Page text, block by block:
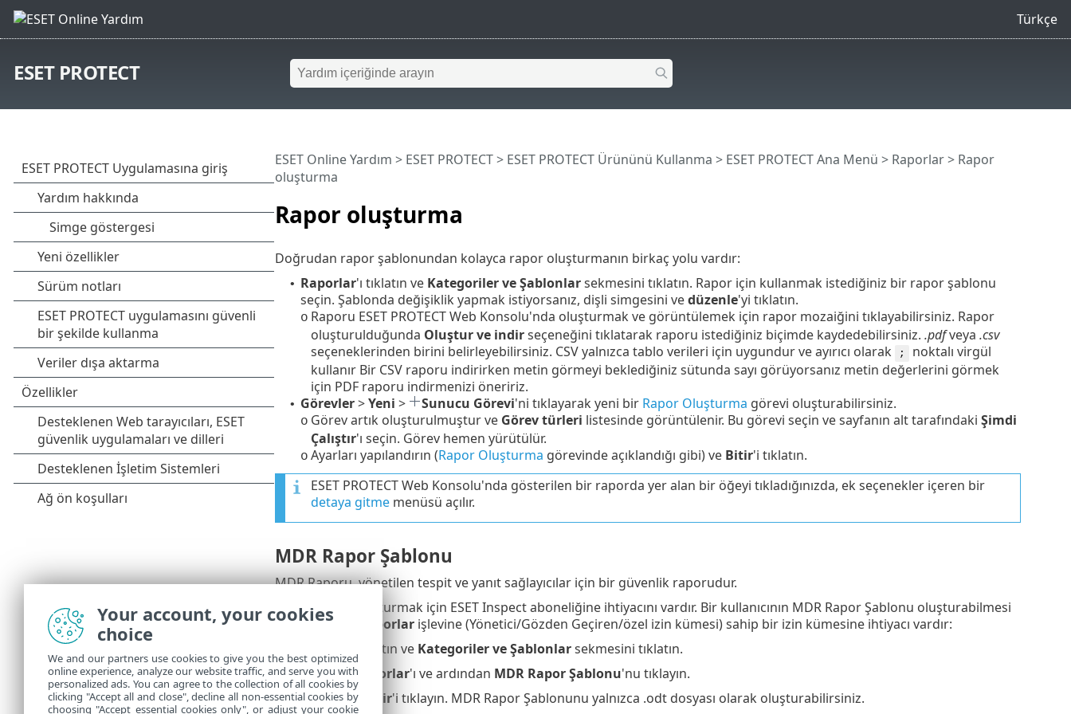
Türkçe
ESET PROTECT
Rapor oluşturma
ESET Online Yardım > ESET PROTECT> ESET PROTECT Ürününü Kullanma > ESET PROTECT Ana Menü > Raporlar> Rapor
oluşturma
Doğrudan rapor şablonundan kolayca rapor oluşturmanın birkaç yolu vardır:
• Raporlar'ı tıklatın ve Kategoriler ve Şablonlarsekmesini tıklatın. Rapor için kullanmak istediğiniz bir rapor şablonu
seçin. Şablonda değişiklik yapmak istiyorsanız, dişli simgesini vedüzenle'yi tıklatın.
o Raporu ESET PROTECT Web Konsolu'nda oluşturmak ve görüntülemek için rapor mozaiğini tıklayabilirsiniz. Rapor
oluşturulduğunda Oluştur ve indirseçeneğini tıklatarak raporu istediğiniz biçimde kaydedebilirsiniz. .pdfveya .csv
seçeneklerinden birini belirleyebilirsiniz. CSV yalnızca tablo verileri için uygundur ve ayırıcı olarak
;
noktalı virgül
kullanır Bir CSV raporu indirirken metin görmeyi beklediğiniz sütunda sayı görüyorsanız metin değerlerini görmek
için PDF raporu indirmenizi öneririz.
• Görevler>Yeni > Sunucu Görevi'ni tıklayarak yeni bir Rapor Oluşturma görevi oluşturabilirsiniz.
o Görev artık oluşturulmuştur ve Görev türleri listesinde görüntülenir. Bu görevi seçin ve sayfanın alt tarafındaki Şimdi
Çalıştır'ı seçin. Görev hemen yürütülür.
o Ayarları yapılandırın (Rapor Oluşturma görevinde açıklandığı gibi) ve Bitir'i tıklatın.
ESET PROTECT Web Konsolu'nda gösterilen bir raporda yer alan bir öğeyi tıkladığınızda, ek seçenekler içeren bir
detaya gitmemenüsü açılır.
MDR Rapor Şablonu
MDR Raporu, yönetilen tespit ve yanıt sağlayıcılar için bir güvenlik raporudur.
MDR raporu oluşturmak için ESET Inspect aboneliğine ihtiyacını vardır. Bir kullanıcının MDR Rapor Şablonu oluşturabilmesi
içinKapsamlı raporlarişlevine (Yönetici/Gözden Geçiren/özel izin kümesi) sahip bir izin kümesine ihtiyacı vardır:
'ı tıklatın ve Kategoriler ve Şablonlarsekmesini tıklatın.
2. Kapsamlı Raporlar'ı ve ardından MDR Rapor Şablonu'nu tıklayın.
3. Oluştur ve İndir'i tıklayın. MDR Rapor Şablonunu yalnızca .odt dosyası olarak oluşturabilirsiniz.
Your account, your cookies
choice
We and our partners use cookies to give you the best optimized
online experience, analyze our website traffic, and serve you with
personalized ads. You can agree to the collection of all cookies by
clicking "Accept all and close", decline all non-essential cookies by
choosing "Accept essential cookies only", or adjust your cookie